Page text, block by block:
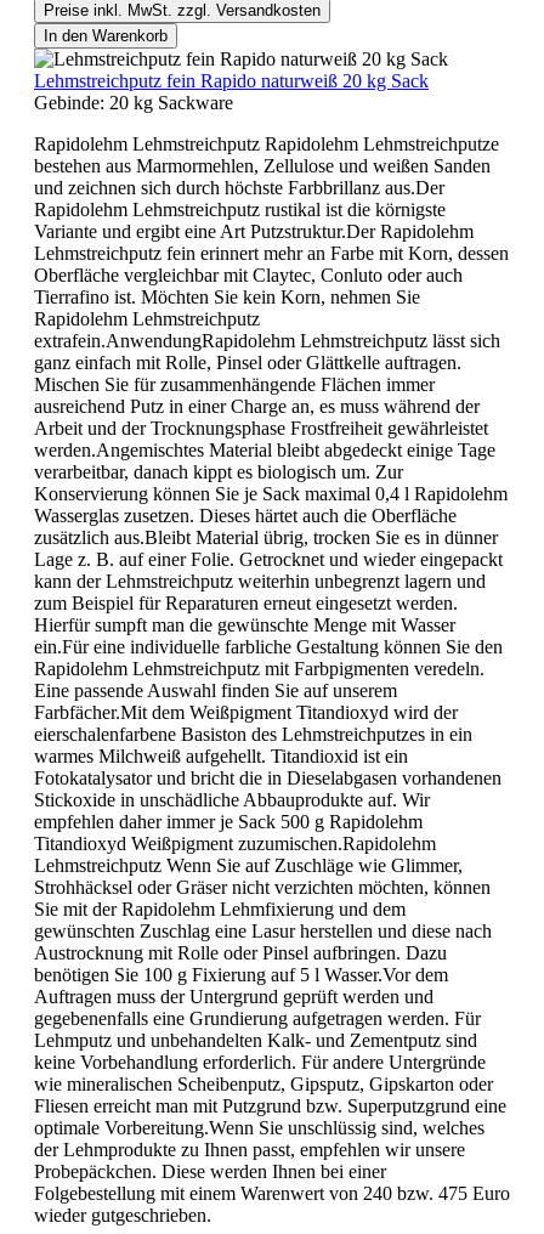
Preise inkl. MwSt. zzgl. Versandkosten
In den Warenkorb
Lehmstreichputz fein Rapido naturweiß 20 kg Sack
Gebinde: 20 kg Sackware
Rapidolehm Lehmstreichputz Rapidolehm Lehmstreichputze
bestehen aus Marmormehlen, Zellulose und weißen Sanden
und zeichnen sich durch höchste Farbbrillanz aus.Der
Rapidolehm Lehmstreichputz rustikal ist die körnigste
Variante und ergibt eine Art Putzstruktur.Der Rapidolehm
Lehmstreichputz fein erinnert mehr an Farbe mit Korn, dessen
Oberfläche vergleichbar mit Claytec, Conluto oder auch
Tierrafino ist. Möchten Sie kein Korn, nehmen Sie
Rapidolehm Lehmstreichputz
extrafein.AnwendungRapidolehm Lehmstreichputz lässt sich
ganz einfach mit Rolle, Pinsel oder Glättkelle auftragen.
Mischen Sie für zusammenhängende Flächen immer
ausreichend Putz in einer Charge an, es muss während der
Arbeit und der Trocknungsphase Frostfreiheit gewährleistet
werden.Angemischtes Material bleibt abgedeckt einige Tage
verarbeitbar, danach kippt es biologisch um. Zur
Konservierung können Sie je Sack maximal 0,4 l Rapidolehm
Wasserglas zusetzen. Dieses härtet auch die Oberfläche
zusätzlich aus.Bleibt Material übrig, trocken Sie es in dünner
Lage z. B. auf einer Folie. Getrocknet und wieder eingepackt
kann der Lehmstreichputz weiterhin unbegrenzt lagern und
zum Beispiel für Reparaturen erneut eingesetzt werden.
Hierfür sumpft man die gewünschte Menge mit Wasser
ein.Für eine individuelle farbliche Gestaltung können Sie den
Rapidolehm Lehmstreichputz mit Farbpigmenten veredeln.
Eine passende Auswahl finden Sie auf unserem
Farbfächer.Mit dem Weißpigment Titandioxyd wird der
eierschalenfarbene Basiston des Lehmstreichputzes in ein
warmes Milchweiß aufgehellt. Titandioxid ist ein
Fotokatalysator und bricht die in Dieselabgasen vorhandenen
Stickoxide in unschädliche Abbauprodukte auf. Wir
empfehlen daher immer je Sack 500 g Rapidolehm
Titandioxyd Weißpigment zuzumischen.Rapidolehm
Lehmstreichputz Wenn Sie auf Zuschläge wie Glimmer,
Strohhäcksel oder Gräser nicht verzichten möchten, können
Sie mit der Rapidolehm Lehmfixierung und dem
gewünschten Zuschlag eine Lasur herstellen und diese nach
Austrocknung mit Rolle oder Pinsel aufbringen. Dazu
benötigen Sie 100 g Fixierung auf 5 l Wasser.Vor dem
Auftragen muss der Untergrund geprüft werden und
gegebenenfalls eine Grundierung aufgetragen werden. Für
Lehmputz und unbehandelten Kalk- und Zementputz sind
keine Vorbehandlung erforderlich. Für andere Untergründe
wie mineralischen Scheibenputz, Gipsputz, Gipskarton oder
Fliesen erreicht man mit Putzgrund bzw. Superputzgrund eine
optimale Vorbereitung.Wenn Sie unschlüssig sind, welches
der Lehmprodukte zu Ihnen passt, empfehlen wir unsere
Probepäckchen. Diese werden Ihnen bei einer
Folgebestellung mit einem Warenwert von 240 bzw. 475 Euro
wieder gutgeschrieben.